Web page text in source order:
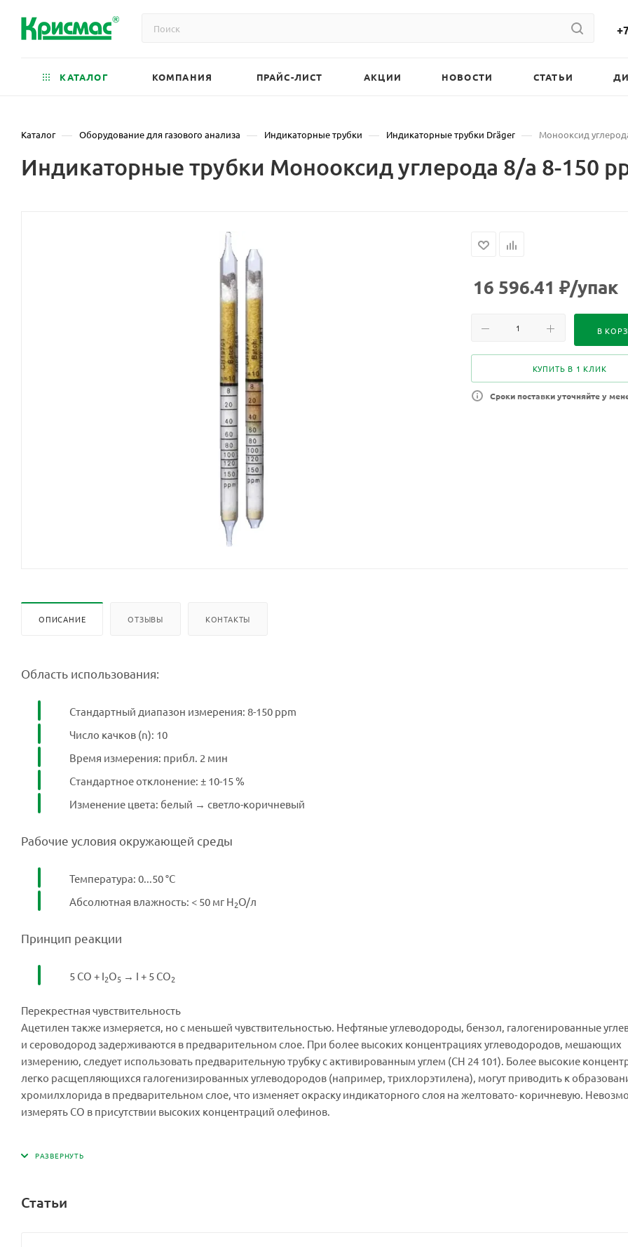
КАТАЛОГ КОМПАНИЯ ПРАЙС-ЛИСТ АКЦИИ НОВОСТИ СТАТЬИ
Каталог — Оборудование для газового анализа — Индикаторные трубки — Индикаторные трубки Dräger — Монооксид
Индикаторные трубки Монооксид углерода 8/а 8-150
16 596.41 ₽/упак
В
КУПИТЬ В 1 КЛИК
Сроки поставки уточняйте у
ОПИСАНИЕ ОТЗЫВЫ КОНТАКТЫ
Область использования:
Стандартный диапазон измерения: 8-150 ppm
Число качков (n): 10
Время измерения: прибл. 2 мин
Стандартное отклонение: ± 10-15 %
Изменение цвета: белый → светло-коричневый
Рабочие условия окружающей среды
Температура: 0...50 °C
Абсолютная влажность: < 50 мг H2O/л
Принцип реакции
5 CO + I2O5 → I + 5 CO2
Перекрестная чувствительность
Ацетилен также измеряется, но с меньшей чувствительностью. Нефтяные углеводороды, бензол, галогенированные
и сероводород задерживаются в предварительном слое. При более высоких концентрациях углеводородов, мешающих
измерению, следует использовать предварительную трубку с активированным углем (CH 24 101). Более высокие
легко расщепляющихся галогенизированных углеводородов (например, трихлорэтилена), могут приводить к
хромилхлорида в предварительном слое, что изменяет окраску индикаторного слоя на желтовато- коричневую.
измерять CO в присутствии высоких концентраций олефинов.
Статьи